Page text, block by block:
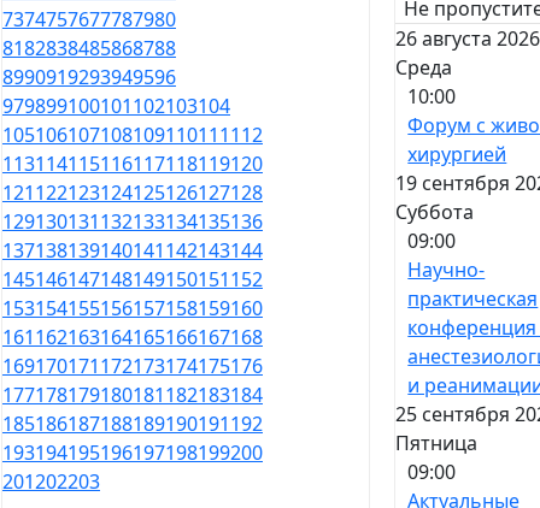
7374757677787980
8182838485868788
8990919293949596
979899100101102103104
105106107108109110111112
113114115116117118119120
121122123124125126127128
129130131132133134135136
137138139140141142143144
145146147148149150151152
153154155156157158159160
161162163164165166167168
169170171172173174175176
177178179180181182183184
185186187188189190191192
193194195196197198199200
201202203
Не
26 августа
Среда
10:00
Форум с
хирургией
19 сентября
Суббота
09:00
Научно-
практическая
и
25 сентября
Пятница
09:00
Актуальные